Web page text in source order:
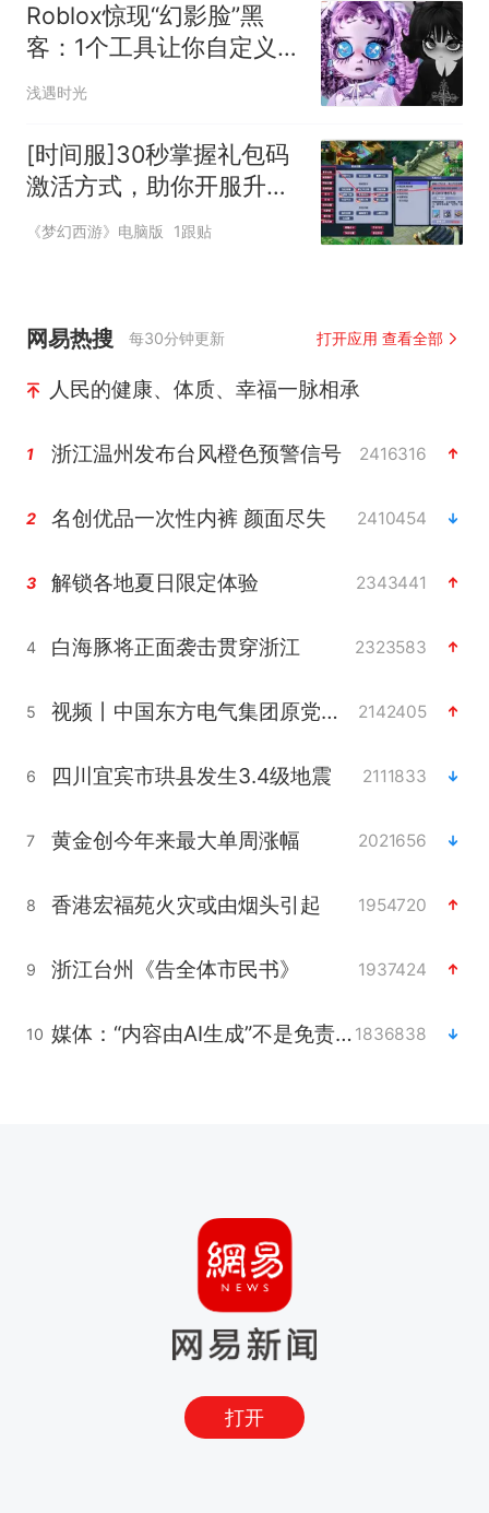
Roblox惊现“幻影脸”黑
客：1个工具让你自定义头
像表情
浅遇时光
[时间服]30秒掌握礼包码
激活方式，助你开服升级
快人一步
《梦幻西游》电脑版 1跟贴
网易热搜 每30分钟更新 打开应用 查看全部
人民的健康、体质、幸福一脉相承
1 浙江温州发布台风橙色预警信号 2416316
2 名创优品一次性内裤 颜面尽失 2410454
3 解锁各地夏日限定体验 2343441
4 白海豚将正面袭击贯穿浙江 2323583
5 视频丨中国东方电气集团原党组副书记、董事宋致远被查 2142405
6 四川宜宾市珙县发生3.4级地震 2111833
7 黄金创今年来最大单周涨幅 2021656
8 香港宏福苑火灾或由烟头引起 1954720
9 浙江台州《告全体市民书》 1937424
10 媒体：“内容由AI生成”不是免责盾牌 1836838
打开